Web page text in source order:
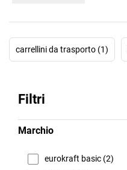
carrellini da trasporto (1)
Filtri
Marchio
eurokraft basic (2)